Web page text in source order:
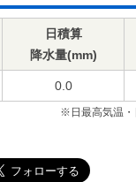
日積算
降水量(mm)
0.0
※日最高気温・